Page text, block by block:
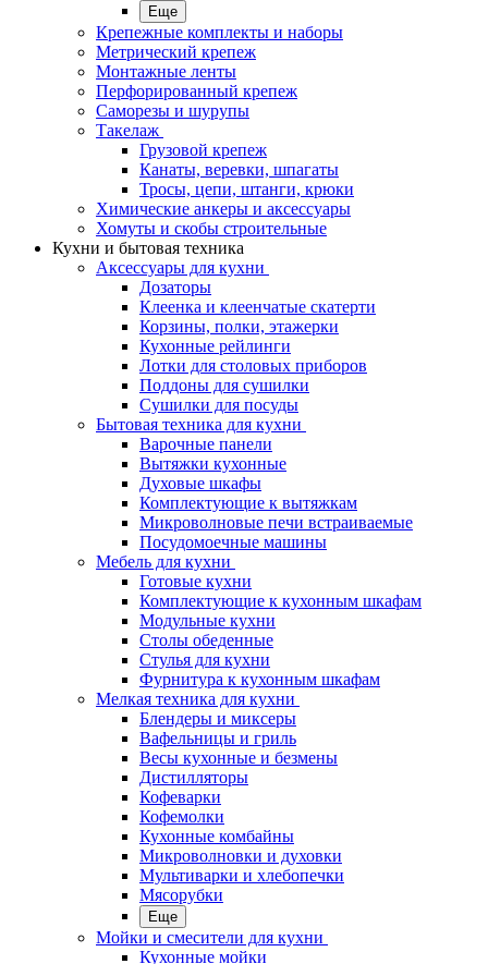
Еще
Крепежные комплекты и наборы
Метрический крепеж
Монтажные ленты
Перфорированный крепеж
Саморезы и шурупы
Такелаж
Грузовой крепеж
Канаты, веревки, шпагаты
Тросы, цепи, штанги, крюки
Химические анкеры и аксессуары
Хомуты и скобы строительные
Кухни и бытовая техника
Аксессуары для кухни
Дозаторы
Клеенка и клеенчатые скатерти
Корзины, полки, этажерки
Кухонные рейлинги
Лотки для столовых приборов
Поддоны для сушилки
Сушилки для посуды
Бытовая техника для кухни
Варочные панели
Вытяжки кухонные
Духовые шкафы
Комплектующие к вытяжкам
Микроволновые печи встраиваемые
Посудомоечные машины
Мебель для кухни
Готовые кухни
Комплектующие к кухонным шкафам
Модульные кухни
Столы обеденные
Стулья для кухни
Фурнитура к кухонным шкафам
Мелкая техника для кухни
Блендеры и миксеры
Вафельницы и гриль
Весы кухонные и безмены
Дистилляторы
Кофеварки
Кофемолки
Кухонные комбайны
Микроволновки и духовки
Мультиварки и хлебопечки
Мясорубки
Еще
Мойки и смесители для кухни
Кухонные мойки